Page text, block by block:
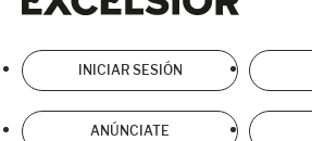
INICIAR SESIÓN
ANÚNCIATE